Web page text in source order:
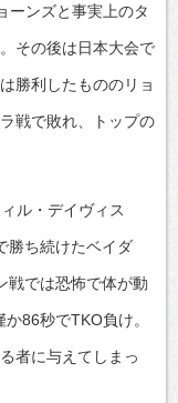
ーンズと事実上のタ
その後は日本大会で
勝利したもののリョ
戦で敗れ、トップの
ル・デイヴィス
勝ち続けたベイダ
戦では恐怖で体が動
86秒でTKO負け。
者に与えてしまっ